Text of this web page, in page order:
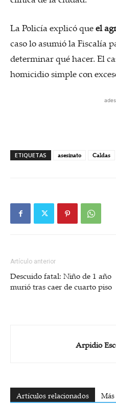
La Policía explicó queel
caso lo asumió la Fiscalía
determinar qué hacer. El
homicidio simple con
ETIQUETAS asesinato Caldas
Artículo anterior
Descuido fatal: Niño de 1 año
murió tras caer de cuarto piso
Arpidio
Artículos relacionados